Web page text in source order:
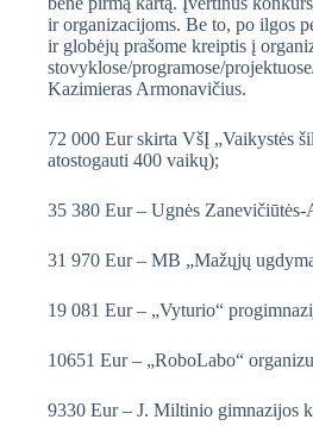
ir organizacijoms. Be to, po ilgos
ir globėjų prašome kreiptis į
stovyklose/programose/
Kazimieras Armonavičius.
72 000 Eur skirta VšĮ „Vaikystės
atostogauti 400 vaikų);
35 380 Eur – Ugnės
31 970 Eur – MB „Mažųjų
19 081 Eur – „Vyturio“
10651 Eur – „RoboLabo“
9330 Eur – J. Miltinio gimnazijos